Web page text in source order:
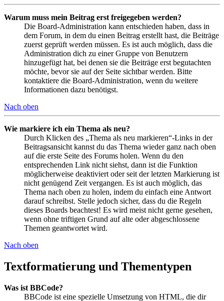
Warum muss mein Beitrag erst freigegeben werden?
Die Board-Administration kann entschieden haben, dass in
dem Forum, in dem du einen Beitrag erstellt hast, die Beiträge
zuerst geprüft werden müssen. Es ist auch möglich, dass die
Administration dich zu einer Gruppe von Benutzern
hinzugefügt hat, bei denen sie die Beiträge erst begutachten
möchte, bevor sie auf der Seite sichtbar werden. Bitte
kontaktiere die Board-Administration, wenn du weitere
Informationen dazu benötigst.
Nach oben
Wie markiere ich ein Thema als neu?
Durch Klicken des „Thema als neu markieren“-Links in der
Beitragsansicht kannst du das Thema wieder ganz nach oben
auf die erste Seite des Forums holen. Wenn du den
entsprechenden Link nicht siehst, dann ist die Funktion
möglicherweise deaktiviert oder seit der letzten Markierung ist
nicht genügend Zeit vergangen. Es ist auch möglich, das
Thema nach oben zu holen, indem du einfach eine Antwort
darauf schreibst. Stelle jedoch sicher, dass du die Regeln
dieses Boards beachtest! Es wird meist nicht gerne gesehen,
wenn ohne triftigen Grund auf alte oder abgeschlossene
Themen geantwortet wird.
Nach oben
Textformatierung und Thementypen
Was ist BBCode?
BBCode ist eine spezielle Umsetzung von HTML, die dir